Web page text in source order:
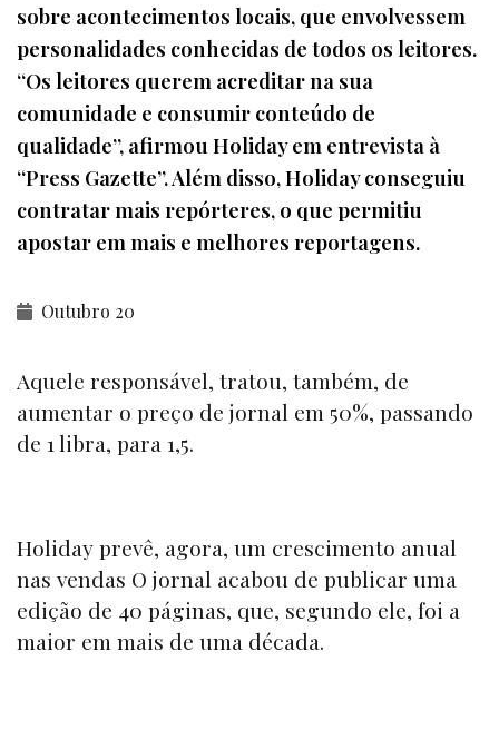
sobre acontecimentos locais, que envolvessem
personalidades conhecidas de todos os leitores.
“Os leitores querem acreditar na sua
comunidade e consumir conteúdo de
qualidade”, afirmou Holiday em entrevista à
“Press Gazette”. Além disso, Holiday conseguiu
contratar mais repórteres, o que permitiu
apostar em mais e melhores reportagens.
Outubro 20
Aquele responsável, tratou, também, de
aumentar o preço de jornal em 50%, passando
de 1 libra, para 1,5.
Holiday prevê, agora, um crescimento anual
nas vendas O jornal acabou de publicar uma
edição de 40 páginas, que, segundo ele, foi a
maior em mais de uma década.